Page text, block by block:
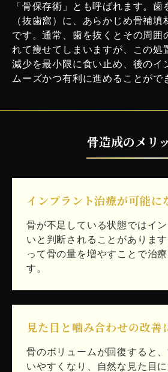
「骨保存術」とも呼ばれます。歯
（抜歯窩）に、あらかじめ骨補填
です。通常、歯を抜くとその周囲
れて痩せてしまいますが、この処
減少を最小限に食い止め、後のイ
ムーズかつ有利に進めることがで
骨造成のメリ
インプラント治療が可能に
骨が不足している状態ではイ
いと判断されることがありま
って骨の量を増やすことで治
す。
見た目と噛み合わせの改善
骨のボリュームが回復すると
いやすくなり、自然な見た目